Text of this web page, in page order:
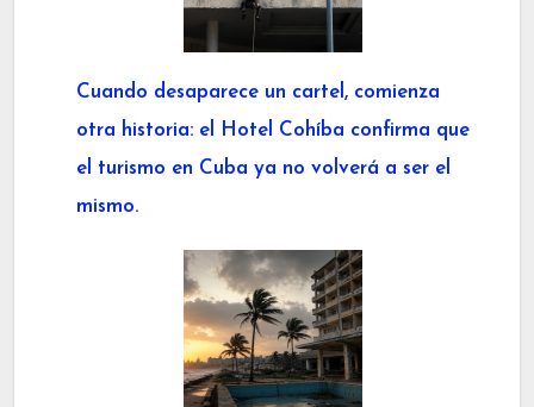
Cuando desaparece un cartel, comienza
otra historia: el Hotel Cohíba confirma que
el turismo en Cuba ya no volverá a ser el
mismo.